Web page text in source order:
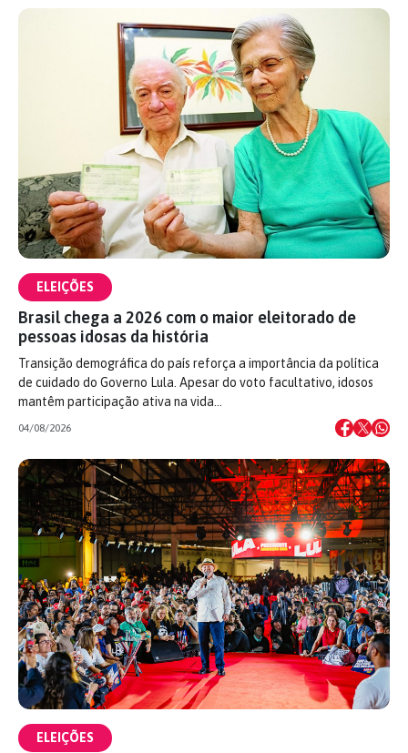
ELEIÇÕES
Brasil chega a 2026 com o maior eleitorado de
pessoas idosas da história
Transição demográfica do país reforça a importância da política
de cuidado do Governo Lula. Apesar do voto facultativo, idosos
mantêm participação ativa na vida…
04/08/2026
ELEIÇÕES